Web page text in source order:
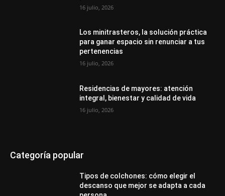
16 julio, 2026
Los minitrasteros, la solución práctica
para ganar espacio sin renunciar a tus
pertenencias
16 julio, 2026
Residencias de mayores: atención
integral, bienestar y calidad de vida
16 julio, 2026
Categoría popular
Tipos de colchones: cómo elegir el
descanso que mejor se adapta a cada